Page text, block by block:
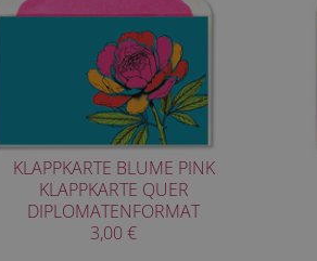
KLAPPKARTE BLUME PINK
KLAPPKARTE QUER
DIPLOMATENFORMAT
3,00 €